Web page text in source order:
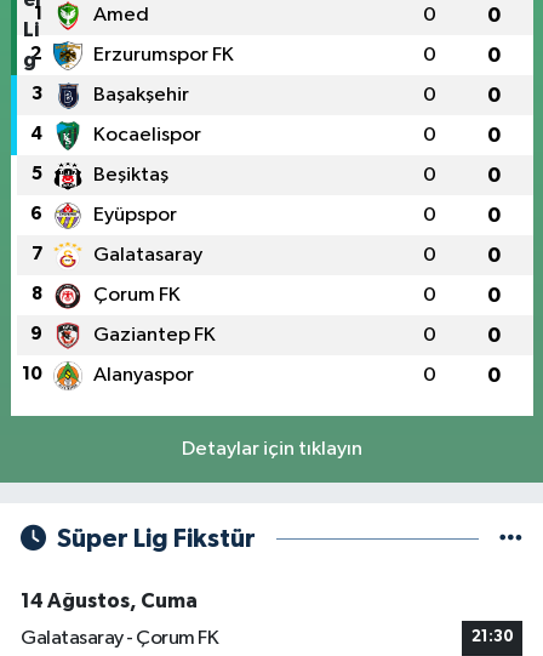
1 Amed 0 0
2 Erzurumspor FK 0 0
3 Başakşehir 0 0
4 Kocaelispor 0 0
5 Beşiktaş 0 0
6 Eyüpspor 0 0
7 Galatasaray 0 0
8 Çorum FK 0 0
9 Gaziantep FK 0 0
10 Alanyaspor 0 0
Detaylar için tıklayın
Süper Lig Fikstür
14 Ağustos, Cuma
Galatasaray - Çorum FK
21:30